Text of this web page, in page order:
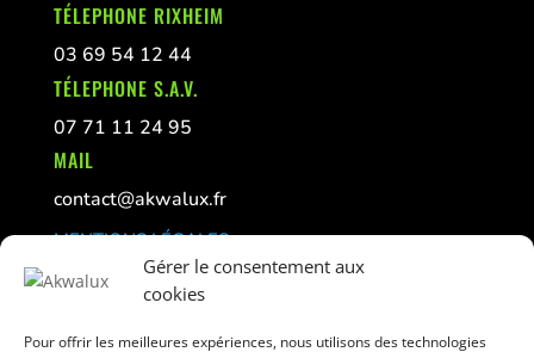
Gérer le consentement aux
cookies
Pour offrir les meilleures expériences, nous utilisons des technologies
TÉLEPHONE RIXHEIM
03 69 54 12 44
TÉLEPHONE S.A.V.
07 71 11 24 95
MAIL
contact@akwalux.fr
MENTIONS LÉGALES
CONFIDENTIALITÉ
GESTION DES COOKIES